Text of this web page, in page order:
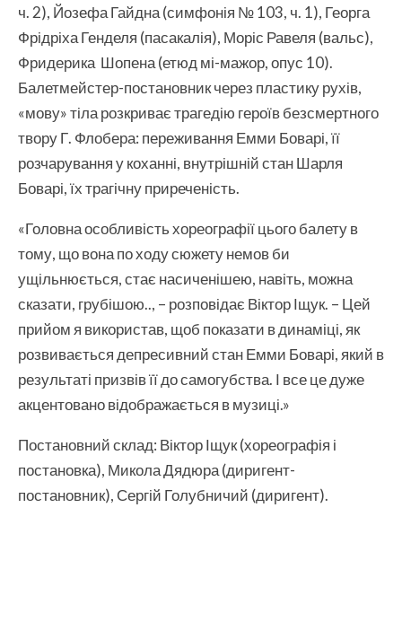
ч. 2), Йозефа Гайдна (симфонія № 103, ч. 1), Георга
Фрідріха Генделя (пасакалія), Моріс Равеля (вальс),
Фридерика Шопена (етюд мі-мажор, опус 10).
Балетмейстер-постановник через пластику рухів,
«мову» тіла розкриває трагедію героїв безсмертного
твору Г. Флобера: переживання Емми Боварі, її
розчарування у коханні, внутрішній стан Шарля
Боварі, їх трагічну приреченість.
«Головна особливість хореографії цього балету в
тому, що вона по ходу сюжету немов би
ущільнюється, стає насиченішею, навіть, можна
сказати, грубішою.., – розповідає Віктор Іщук. – Цей
прийом я використав, щоб показати в динаміці, як
розвивається депресивний стан Емми Боварі, який в
результаті призвів її до самогубства. І все це дуже
акцентовано відображається в музиці.»
Постановний склад: Віктор Іщук (хореографія і
постановка), Микола Дядюра (диригент-
постановник), Сергій Голубничий (диригент).